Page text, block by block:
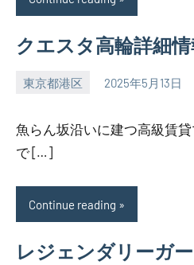
クエスタ高輪詳細
東京都港区 2025年5月13日
SEZIMO
魚らん坂沿いに建つ高級賃
で […]
Continue reading
レジェンダリーガ